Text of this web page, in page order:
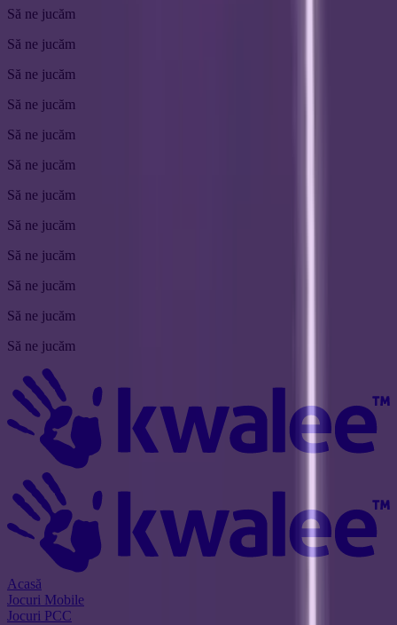
Să ne jucăm
Să ne jucăm
Să ne jucăm
Să ne jucăm
Să ne jucăm
Să ne jucăm
Să ne jucăm
Să ne jucăm
Să ne jucăm
Să ne jucăm
Să ne jucăm
Să ne jucăm
Acasă
Jocuri Mobile
Jocuri PCC